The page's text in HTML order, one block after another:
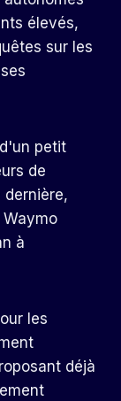
élevés,
sur les
petit
de
à
les
déjà